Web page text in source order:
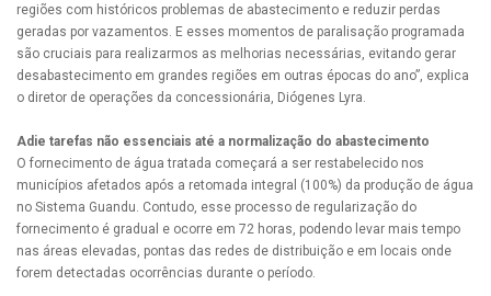
regiões com históricos problemas de abastecimento e reduzir perdas
geradas por vazamentos. E esses momentos de paralisação programada
são cruciais para realizarmos as melhorias necessárias, evitando gerar
desabastecimento em grandes regiões em outras épocas do ano”, explica
o diretor de operações da concessionária, Diógenes Lyra.
Adie tarefas não essenciais até a normalização do abastecimento
O fornecimento de água tratada começará a ser restabelecido nos
municípios afetados após a retomada integral (100%) da produção de água
no Sistema Guandu. Contudo, esse processo de regularização do
fornecimento é gradual e ocorre em 72 horas, podendo levar mais tempo
nas áreas elevadas, pontas das redes de distribuição e em locais onde
forem detectadas ocorrências durante o período.